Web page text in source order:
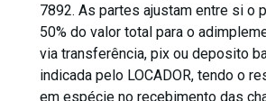
7892. As partes ajustam entre si o
50% do valor total para o
via transferência, pix ou deposito
indicada pelo LOCADOR, tendo o
em espécie no recebimento das